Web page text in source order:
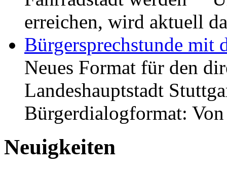
erreichen, wird aktuell
Bürgersprechstunde mit
Neues Format für den
Landeshauptstadt
Bürgerdialogformat:
Neuigkeiten